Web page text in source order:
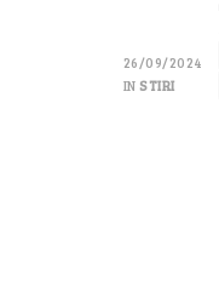
26/09/2024
IN STIRI